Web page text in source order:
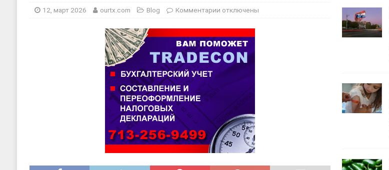
12, март 2026 ourtx.com Blog Комментарии отключены